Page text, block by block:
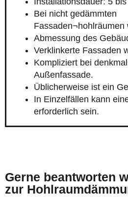
Bei nicht gedämmten
Fassaden¬hohlräumen
Abmessung des
Verklinkerte Fassaden
Kompliziert bei
Außenfassade.
Üblicherweise ist ein
In Einzelfällen kann
erforderlich sein.
Gerne beantworten
zur